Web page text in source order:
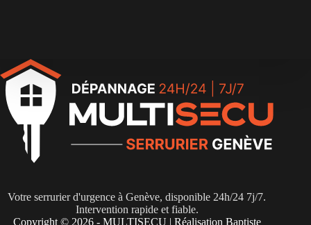
Votre serrurier d'urgence à Genève, disponible 24h/24 7j/7.
Intervention rapide et fiable.
Copyright © 2026 - MULTISECU | Réalisation Baptiste